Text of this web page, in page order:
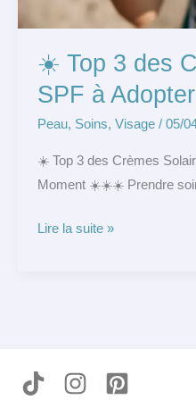
☀️ Top 3 des
SPF à
Peau, Soins, Visage/ 05/
☀️ Top 3 des Crèmes
Moment ☀️☀️☀️ Prendre
Moment
Lire la suite »